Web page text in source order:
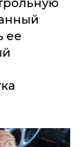
ее